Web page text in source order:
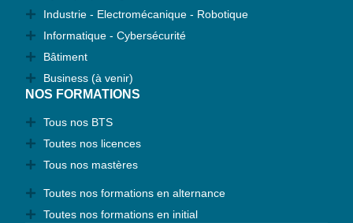
Industrie - Electromécanique - Robotique
Informatique - Cybersécurité
Bâtiment
Business (à venir)
NOS FORMATIONS
Tous nos BTS
Toutes nos licences
Tous nos mastères
Toutes nos formations en alternance
Toutes nos formations en initial